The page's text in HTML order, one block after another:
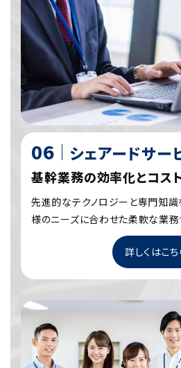
シェアードサー
基幹業務の効率化とコス
先進的なテクノロジーと専門知識
様のニーズに合わせた柔軟な業務
詳しくはこち